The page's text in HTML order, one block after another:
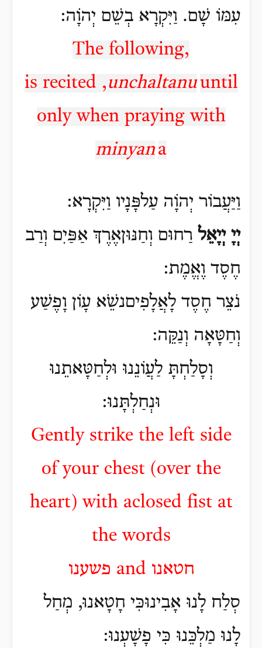
עִמּוֹ שָׁם. וַיִּקְרָא בְשֵׁם יְהֹוָה:
The following,
until
unchaltanu
,
is recited
only when praying with
a
minyan
וַיַּעֲבוֹר יְהֹוָה עַלפָּנָיו וַיִּקְרָא:
יְיָ יְיָאֵל רַחוּם וְחַנּוּןאֶרֶךְ אַפַּיִם וְרַב
חֶסֶד וֶאֱמֶת:
נֹצֵר חֶסֶד לָאֲלָפִיםנשֵֹׁא עָוֹן וָפֶשַׁע
וְחַטָּאָה וְנַקֵּה:
וְסָלַחְתָּ לַעֲוֹנֵנוּ וּלְחַטָּאתֵנוּ
וּנְחַלְתָּנוּ:
Gently strike the left side
of your chest (over the
heart) with aclosed fist at
the words
חטאנו and פשענו
סְלַח לָנוּ אָבִינוּכִּי חָטָאנוּ, מְחַל
לָנוּ מַלְכֵּנוּ כִּי פָשָׁעְנוּ: